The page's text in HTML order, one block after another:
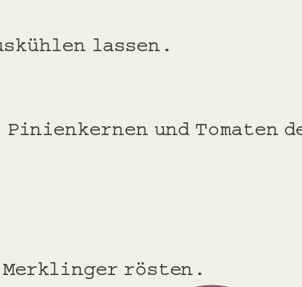
lassen.
und Tomaten
Merklinger rösten.